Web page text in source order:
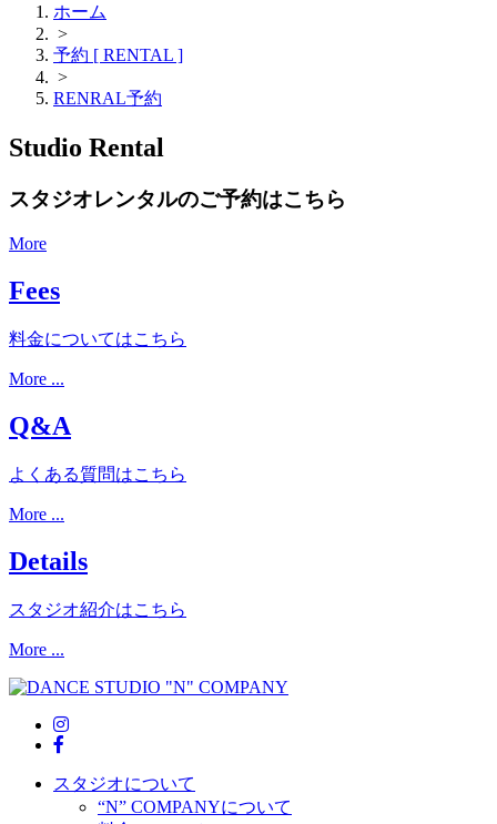
ホーム
>
予約 [ RENTAL ]
>
RENRAL予約
Studio Rental
スタジオレンタルのご予約はこちら
More
Fees
料金についてはこちら
More ...
Q&A
よくある質問はこちら
More ...
Details
スタジオ紹介はこちら
More ...
スタジオについて
“N” COMPANYについて